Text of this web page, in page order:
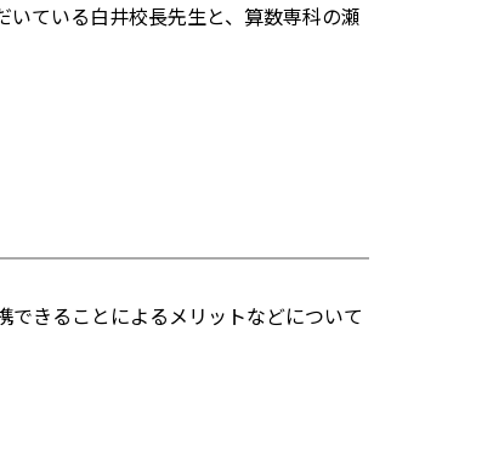
ている白井校長先生と、算数専科の瀬
きることによるメリットなどについて